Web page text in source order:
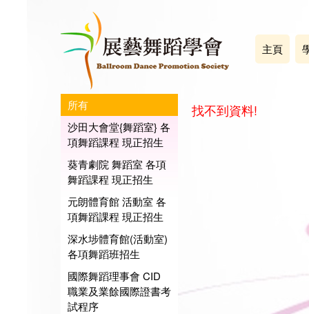
主頁
所有
沙田大會堂{舞蹈室} 各
項舞蹈課程 現正招生
葵青劇院 舞蹈室 各項
舞蹈課程 現正招生
元朗體育館 活動室 各
項舞蹈課程 現正招生
深水埗體育館(活動室)
各項舞蹈班招生
國際舞蹈理事會 CID
職業及業餘國際證書考
試程序
找不到資料!